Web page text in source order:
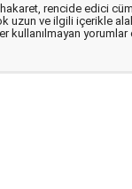
rencide edici
uzun ve ilgili içerikle
kullanılmayan yorumlar